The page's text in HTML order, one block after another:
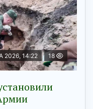
2026, 14:22 18